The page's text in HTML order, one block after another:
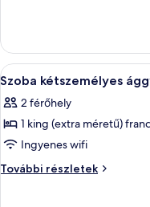
A
következő
szoba
összes
képének
megtekintése:
6
Szoba kétszemélyes
2 férőhely
1 king (extra méretű)
Ingyenes wifi
További részletek
Szoba